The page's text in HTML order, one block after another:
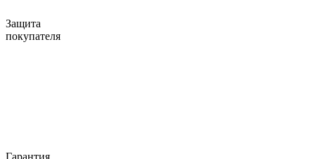
Защита
покупателя
Гарантия